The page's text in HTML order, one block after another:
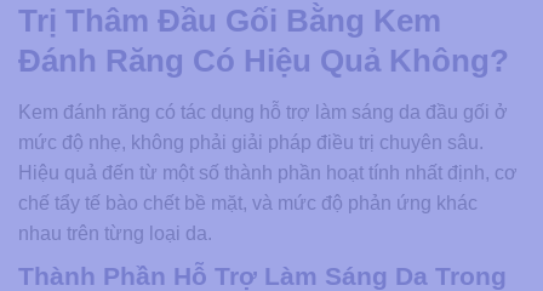
Trị Thâm Đầu Gối Bằng Kem
Đánh Răng Có Hiệu Quả Không?
Kem đánh răng có tác dụng hỗ trợ làm sáng da đầu gối ở
mức độ nhẹ, không phải giải pháp điều trị chuyên sâu.
Hiệu quả đến từ một số thành phần hoạt tính nhất định, cơ
chế tẩy tế bào chết bề mặt, và mức độ phản ứng khác
nhau trên từng loại da.
Thành Phần Hỗ Trợ Làm Sáng Da Trong